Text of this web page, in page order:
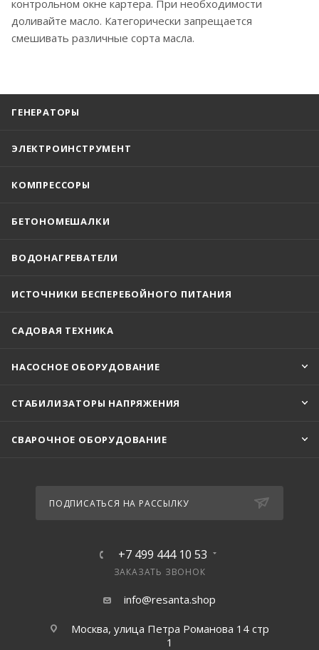
контрольном окне картера. При необходимости
доливайте масло. Категорически запрещается
смешивать различные сорта масла.
ГЕНЕРАТОРЫ
ЭЛЕКТРОИНСТРУМЕНТ
КОМПРЕССОРЫ
БЕТОНОМЕШАЛКИ
ВОДОНАГРЕВАТЕЛИ
ИСТОЧНИКИ БЕСПЕРЕБОЙНОГО ПИТАНИЯ
САДОВАЯ ТЕХНИКА
НАСОСНОЕ ОБОРУДОВАНИЕ
СТАБИЛИЗАТОРЫ НАПРЯЖЕНИЯ
СВАРОЧНОЕ ОБОРУДОВАНИЕ
ПОДПИСАТЬСЯ НА РАССЫЛКУ
+7 499 444 10 53
ЗАКАЗАТЬ ЗВОНОК
info@resanta.shop
Москва, улица Петра Романова 14 стр
1